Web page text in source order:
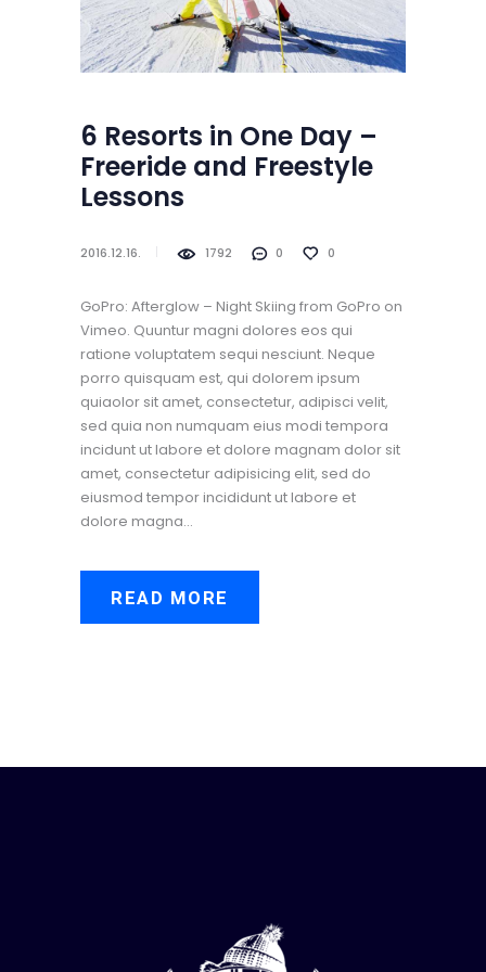
6 Resorts in One Day –
Freeride and Freestyle
Lessons
2016.12.16. 1792 0 0
GoPro: Afterglow – Night Skiing from GoPro on
Vimeo. Quuntur magni dolores eos qui
ratione voluptatem sequi nesciunt. Neque
porro quisquam est, qui dolorem ipsum
quiaolor sit amet, consectetur, adipisci velit,
sed quia non numquam eius modi tempora
incidunt ut labore et dolore magnam dolor sit
amet, consectetur adipisicing elit, sed do
eiusmod tempor incididunt ut labore et
dolore magna…
READ MORE